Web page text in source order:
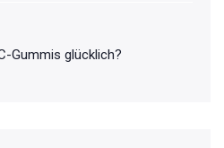
Gummis glücklich?